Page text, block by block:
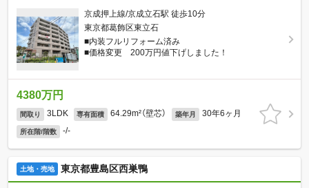
京成押上線/京成立石駅 徒歩10分
東京都葛飾区東立石
■内装フルリフォーム済み
■価格変更 200万円値下げしました！
4380万円
間取り 3LDK 専有面積 64.29m²（壁芯） 築年月 30年6ヶ月
所在階/階数 -/-
土地・売地 東京都豊島区西巣鴨